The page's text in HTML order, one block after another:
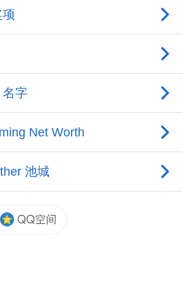
”
继承者们》中李敏镐的目
信惠的存在。包括《匹诺
者在内，朴信惠多数是以
角色被观众熟识。但早在